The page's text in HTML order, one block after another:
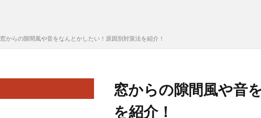
窓からの隙間風や音をなんとかしたい！原因別対策法を紹介！
窓からの隙間風や音
を紹介！